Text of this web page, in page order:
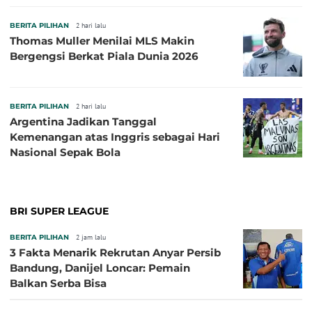
BERITA PILIHAN 2 hari lalu
Thomas Muller Menilai MLS Makin
Bergengsi Berkat Piala Dunia 2026
BERITA PILIHAN 2 hari lalu
Argentina Jadikan Tanggal
Kemenangan atas Inggris sebagai Hari
Nasional Sepak Bola
BRI SUPER LEAGUE
BERITA PILIHAN 2 jam lalu
3 Fakta Menarik Rekrutan Anyar Persib
Bandung, Danijel Loncar: Pemain
Balkan Serba Bisa